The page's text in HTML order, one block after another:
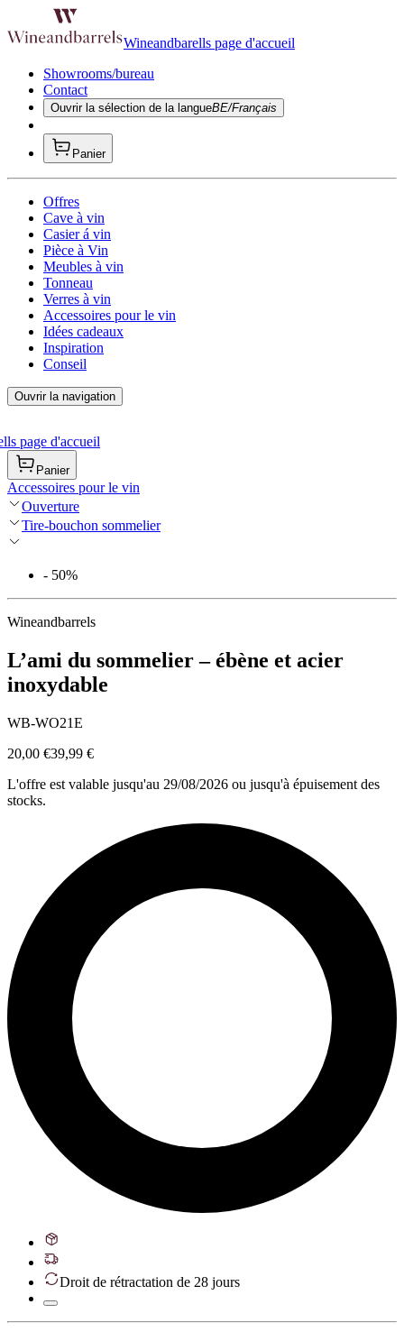
Wineandbarells page d'accueil
Showrooms/bureau
Contact
Ouvrir la sélection de la langueBE/Français
Panier
Offres
Cave à vin
Casier á vin
Pièce à Vin
Meubles à vin
Tonneau
Verres à vin
Accessoires pour le vin
Idées cadeaux
Inspiration
Conseil
Ouvrir la navigation
page d'accueil
Panier
Accessoires pour le vin
Ouverture
Tire-bouchon sommelier
- 50%
Wineandbarrels
L’ami du sommelier – ébène et acier
inoxydable
WB-WO21E
20,00 €39,99 €
L'offre est valable jusqu'au 29/08/2026 ou jusqu'à épuisement des
stocks.
Droit de rétractation de 28 jours